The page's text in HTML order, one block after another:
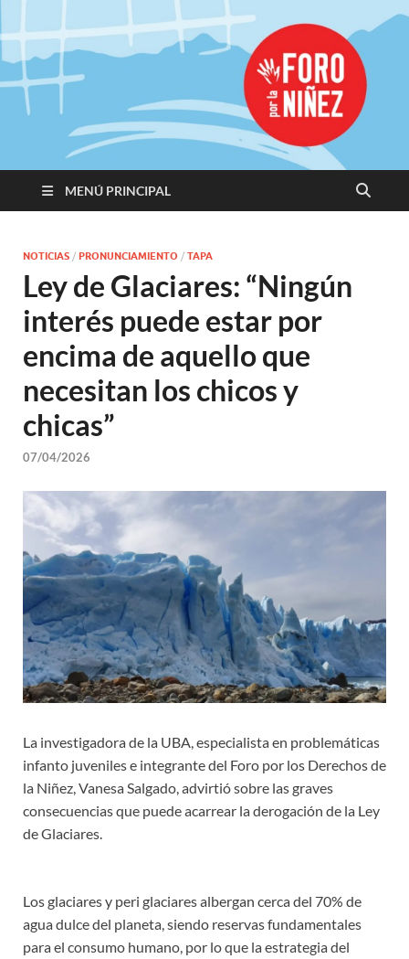
Promoviendo
Derechos,
Construimos
Igualdad
MENÚ PRINCIPAL
NOTICIAS / PRONUNCIAMIENTO / TAPA
Ley de Glaciares: “Ningún
interés puede estar por
encima de aquello que
necesitan los chicos y
chicas”
07/04/2026
La investigadora de la UBA, especialista en problemáticas
infanto juveniles e integrante del Foro por los Derechos de
la Niñez, Vanesa Salgado, advirtió sobre las graves
consecuencias que puede acarrear la derogación de la Ley
de Glaciares.
Los glaciares y peri glaciares albergan cerca del 70% de
agua dulce del planeta, siendo reservas fundamentales
para el consumo humano, por lo que la estrategia del